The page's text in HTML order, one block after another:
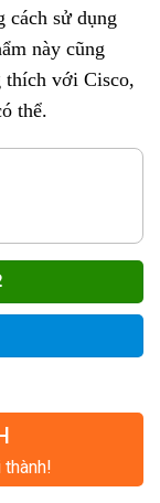
cách sử dụng
này cũng
thích với Cisco,
thể.
thành!